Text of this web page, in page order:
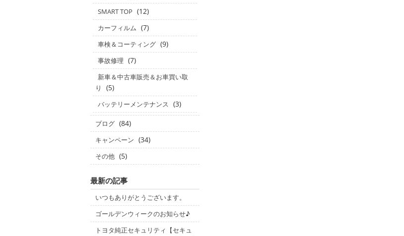
SMART TOP (12)
カーフィルム (7)
車検＆コーティング (9)
事故修理 (7)
新車＆中古車販売＆お車買い取
り
(5)
バッテリーメンテナンス (3)
ブログ (84)
キャンペーン (34)
その他 (5)
最新の記事
いつもありがとうございます。
ゴールデンウィークのお知らせ♪
トヨタ純正セキュリティ【セキュ